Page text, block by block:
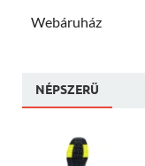
Webáruház
NÉPSZERÜ